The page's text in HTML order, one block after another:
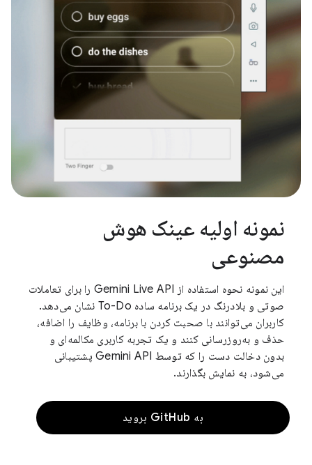
نمونه اولیه عینک هوش
مصنوعی
این نمونه نحوه استفاده از Gemini Live API را برای تعاملات
صوتی و بلادرنگ در یک برنامه ساده To-Do نشان می‌دهد.
کاربران می‌توانند با صحبت کردن با برنامه، وظایف را اضافه،
حذف و به‌روزرسانی کنند و یک تجربه کاربری مکالمه‌ای و
بدون دخالت دست را که توسط Gemini API پشتیبانی
می‌شود، به نمایش بگذارند.
به GitHub بروید